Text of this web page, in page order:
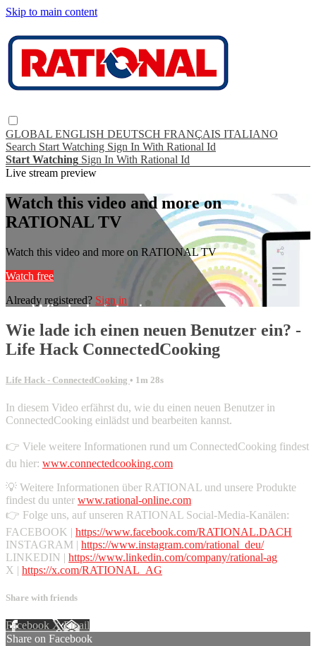
Skip to main content
GLOBAL ENGLISH DEUTSCH FRANÇAIS ITALIANO
Search Start Watching Sign In With Rational Id
Start Watching Sign In With Rational Id
Live stream preview
Watch this video and more on
RATIONAL TV
Watch this video and more on RATIONAL TV
Watch free
Already registered? Sign in
Wie lade ich einen neuen Benutzer ein? -
Life Hack ConnectedCooking
Life Hack - ConnectedCooking • 1m 28s
In diesem Video erfährst du, wie du einen neuen Benutzer in
ConnectedCooking einlädst und bearbeiten kannst.
👉 Viele weitere Informationen rund um ConnectedCooking findest
du hier: www.connectedcooking.com
💡 Weitere Informationen über RATIONAL und unsere Produkte
findest du unter www.rational-online.com
👉 Folge uns, auf unseren RATIONAL Social-Media-Kanälen:
FACEBOOK | https://www.facebook.com/RATIONAL.DACH
INSTAGRAM | https://www.instagram.com/rational_deu/
LINKEDIN | https://www.linkedin.com/company/rational-ag
X | https://x.com/RATIONAL_AG
Share with friends
Facebook XEmail
Share on Facebook